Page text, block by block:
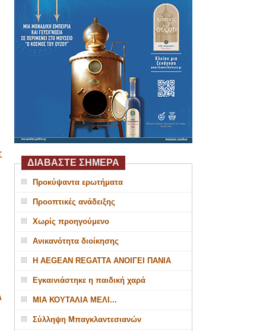
ΔΙΑΒΑΣΤΕ ΣΗΜΕΡΑ
Προκύψαντα ερωτήματα
Προοπτικές ανάδειξης
Χωρίς προηγούμενο
Ανικανότητα διοίκησης
Η AEGEAN REGATTA ΑΝΟΙΓΕΙ ΠΑΝΙΑ
Εγκαινιάστηκε η παιδική χαρά
ΜΙΑ ΚΟΥΤΑΛΙΑ ΜΕΛΙ...
Σύλληψη Μπαγκλαντεσιανών